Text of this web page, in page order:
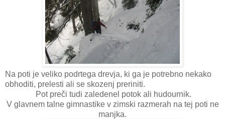
Na poti je veliko podrtega drevja, ki ga je potrebno nekako
obhoditi, prelesti ali se skozenj preriniti.
Pot preči tudi zaledenel potok ali hudournik.
V glavnem talne gimnastike v zimski razmerah na tej poti ne
manjka.